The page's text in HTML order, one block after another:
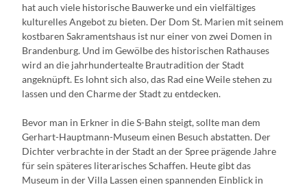
hat auch viele historische Bauwerke und ein vielfältiges
kulturelles Angebot zu bieten. Der Dom St. Marien mit seinem
kostbaren Sakramentshaus ist nur einer von zwei Domen in
Brandenburg. Und im Gewölbe des historischen Rathauses
wird an die jahrhundertealte Brautradition der Stadt
angeknüpft. Es lohnt sich also, das Rad eine Weile stehen zu
lassen und den Charme der Stadt zu entdecken.
Bevor man in Erkner in die S-Bahn steigt, sollte man dem
Gerhart-Hauptmann-Museum einen Besuch abstatten. Der
Dichter verbrachte in der Stadt an der Spree prägende Jahre
für sein späteres literarisches Schaffen. Heute gibt das
Museum in der Villa Lassen einen spannenden Einblick in